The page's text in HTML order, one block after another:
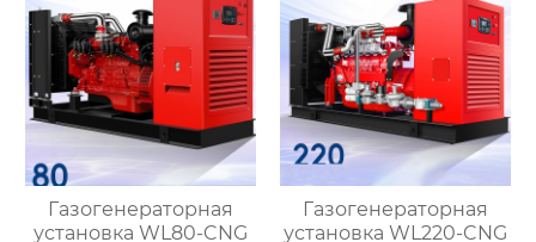
Газогенераторная
установка WL80-CNG
Газогенераторная
установка WL220-CNG